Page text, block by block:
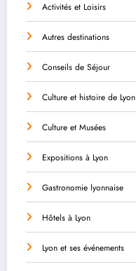
Activités et Loisirs
Autres destinations
Conseils de Séjour
Culture et histoire de Lyon
Culture et Musées
Expositions à Lyon
Gastronomie lyonnaise
Hôtels à Lyon
Lyon et ses événements